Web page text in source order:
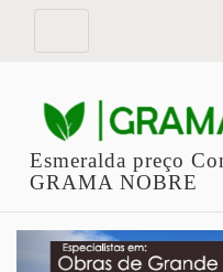
Esmeralda preço
GRAMA NOBRE
Previous